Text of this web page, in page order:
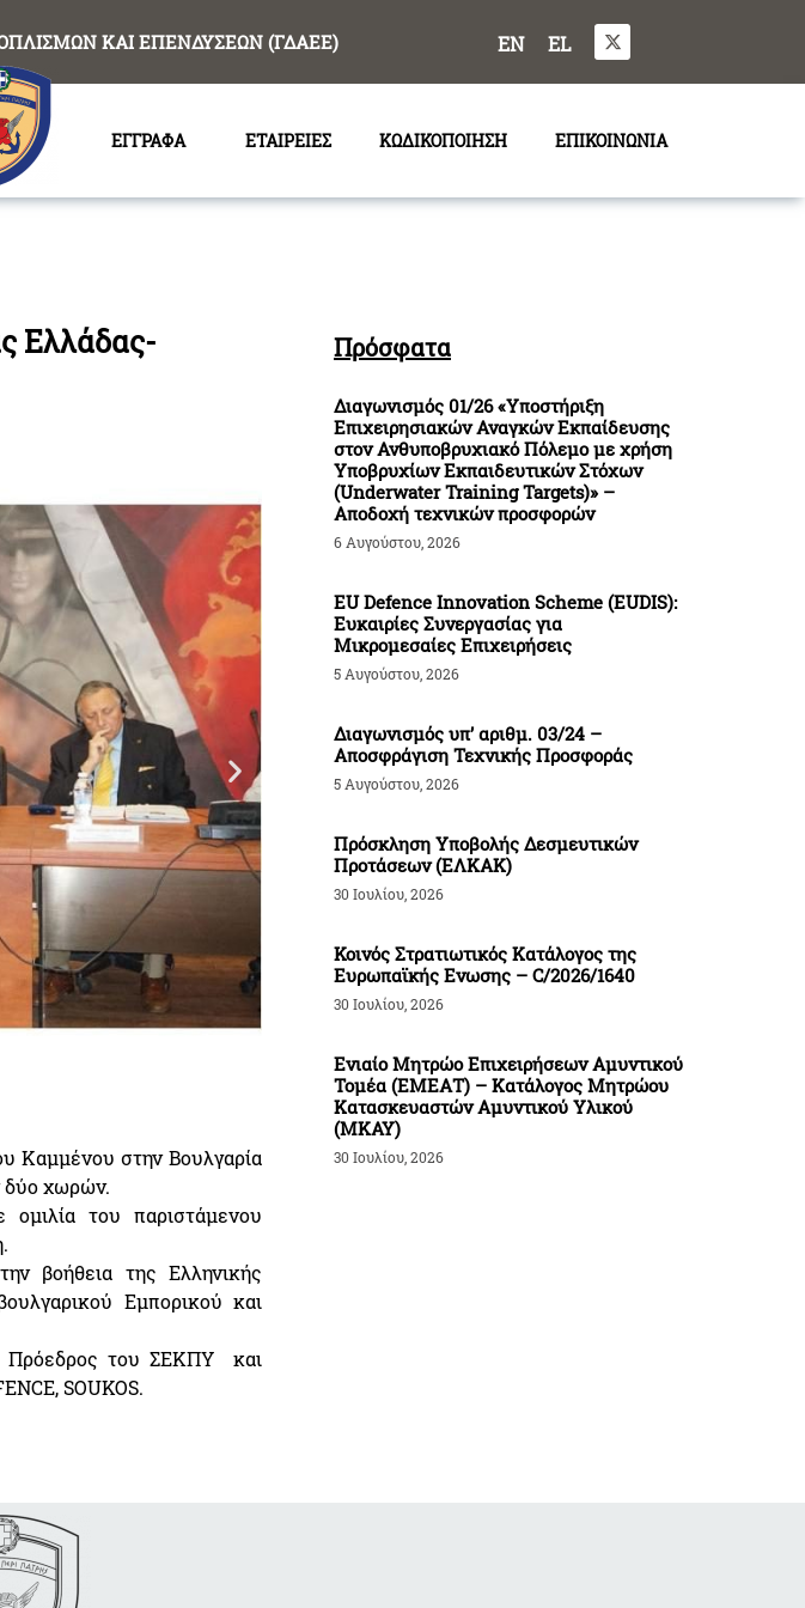
ΚΑΙ ΕΠΕΝΔΥΣΕΩΝ (ΓΔΑΕΕ) EN EL
ΕΓΓΡΑΦΑ ΕΤΑΙΡΕΙΕΣ ΚΩΔΙΚΟΠΟΙΗΣΗ ΕΠΙΚΟΙΝΩΝΙΑ
Ελλάδας-
Καμμένου στην Βουλγαρία
δύο χωρών.
του παριστάμενου
βοήθεια της Ελληνικής
Εμπορικού και
Πρόεδρος του ΣΕΚΠΥ και
SOUKOS.
Πρόσφατα
Διαγωνισμός 01/26 «Υποστήριξη
Επιχειρησιακών Αναγκών Εκπαίδευσης
στον Ανθυποβρυχιακό Πόλεμο με χρήση
Υποβρυχίων Εκπαιδευτικών Στόχων
(Underwater Training Targets)» –
Αποδοχή τεχνικών προσφορών
6 Αυγούστου, 2026
EU Defence Innovation Scheme (EUDIS):
Ευκαιρίες Συνεργασίας για
Μικρομεσαίες Επιχειρήσεις
5 Αυγούστου, 2026
Διαγωνισμός υπ’ αριθμ. 03/24 –
Αποσφράγιση Τεχνικής Προσφοράς
5 Αυγούστου, 2026
Πρόσκληση Υποβολής Δεσμευτικών
Προτάσεων (ΕΛΚΑΚ)
30 Ιουλίου, 2026
Κοινός Στρατιωτικός Κατάλογος της
Ευρωπαϊκής Ενωσης – C/2026/1640
30 Ιουλίου, 2026
Ενιαίο Μητρώο Επιχειρήσεων Αμυντικού
Τομέα (ΕΜΕΑΤ) – Κατάλογος Μητρώου
Κατασκευαστών Αμυντικού Υλικού
(ΜΚΑΥ)
30 Ιουλίου, 2026